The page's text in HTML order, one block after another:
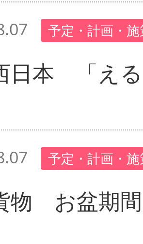
予定・計画・
日本 「え
予定・計画・
物 お盆期